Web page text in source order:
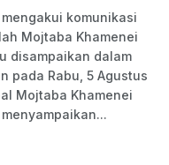
komunikasi
Mojtaba Khamenei
disampaikan dalam
pada Rabu, 5 Agustus
Mojtaba Khamenei